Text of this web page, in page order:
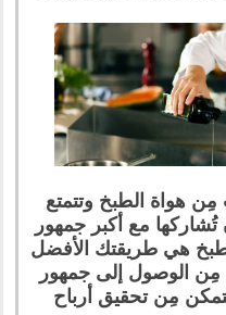
هواة الطبخ وتتمتع
مع أكبر جمهور
هي طريقتك الأفضل
الوصول إلى جمهور
مِن تحقيق أرباح